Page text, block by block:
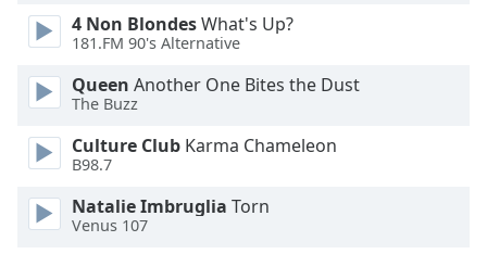
Reset
Done
Modal
Dialog
dialog
4 Non BlondesWhat's Up?
181.FM 90's Alternative
Queen Another One Bites the Dust
The Buzz
Culture Club Karma Chameleon
B98.7
Natalie Imbruglia Torn
Venus 107